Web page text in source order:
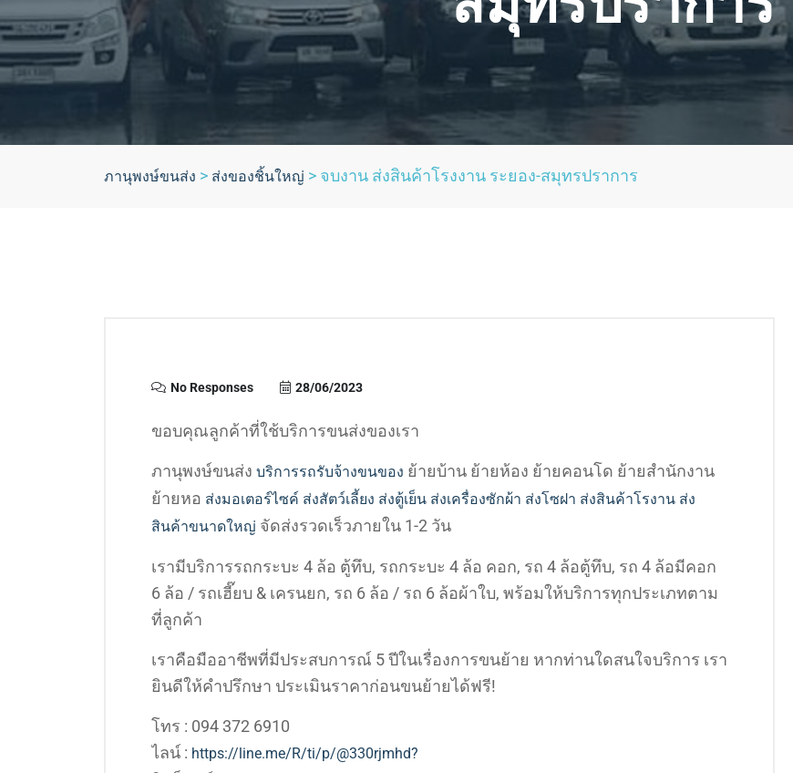
ภานุพงษ์ขนส่ง > ส่งของชิ้นใหญ่ > จบงาน ส่งสินค้าโรงงาน ระยอง-สมุทรปราการ
No Responses 28/06/2023
ขอบคุณลูกค้าที่ใช้บริการขนส่งของเรา
ภานุพงษ์ขนส่ง บริการรถรับจ้างขนของ ย้ายบ้าน ย้ายห้อง ย้ายคอนโด ย้ายสำนักงาน
ย้ายหอ ส่งมอเตอร์ไซค์ ส่งสัตว์เลี้ยง ส่งตู้เย็น ส่งเครื่องซักผ้า ส่งโซฝา ส่งสินค้าโรงาน ส่ง
สินค้าขนาดใหญ่ จัดส่งรวดเร็วภายใน 1-2 วัน
เรามีบริการรถกระบะ 4 ล้อ ตู้ทึบ, รถกระบะ 4 ล้อ คอก, รถ 4 ล้อตู้ทึบ, รถ 4 ล้อมีคอก
6 ล้อ / รถเฮี๊ยบ & เครนยก, รถ 6 ล้อ / รถ 6 ล้อผ้าใบ, พร้อมให้บริการทุกประเภทตาม
ที่ลูกค้า
เราคือมืออาชีพที่มีประสบการณ์ 5 ปีในเรื่องการขนย้าย หากท่านใดสนใจบริการ เรา
ยินดีให้คำปรึกษา ประเมินราคาก่อนขนย้ายได้ฟรี!
โทร : 094 372 6910
ไลน์ : https://line.me/R/ti/p/@330rjmhd?